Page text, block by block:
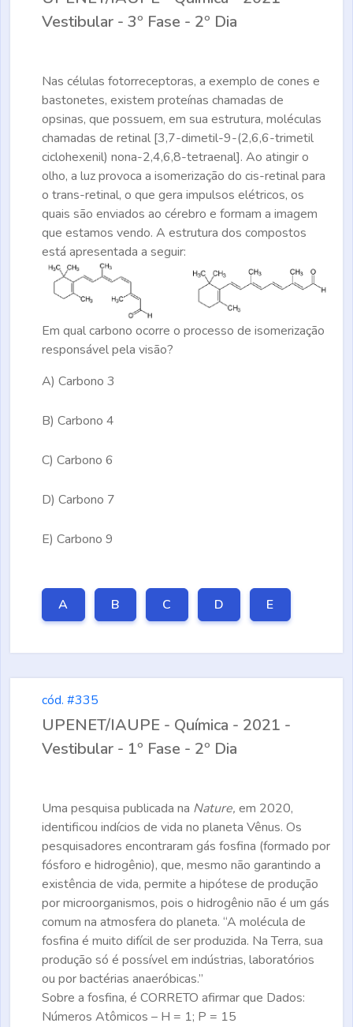
Vestibular - 3º Fase - 2º Dia
Nas células fotorreceptoras, a exemplo de cones e
bastonetes, existem proteínas chamadas de
opsinas, que possuem, em sua estrutura, moléculas
chamadas de retinal [3,7-dimetil-9-(2,6,6-trimetil
ciclohexenil) nona-2,4,6,8-tetraenal]. Ao atingir o
olho, a luz provoca a isomerização do cis-retinal para
o trans-retinal, o que gera impulsos elétricos, os
quais são enviados ao cérebro e formam a imagem
que estamos vendo. A estrutura dos compostos
está apresentada a seguir:
Em qual carbono ocorre o processo de isomerização
responsável pela visão?
A) Carbono 3
B) Carbono 4
C) Carbono 6
D) Carbono 7
E) Carbono 9
A B C D E
cód. #335
UPENET/IAUPE - Química - 2021 -
Vestibular - 1º Fase - 2º Dia
Uma pesquisa publicada na Nature, em 2020,
identificou indícios de vida no planeta Vênus. Os
pesquisadores encontraram gás fosfina (formado por
fósforo e hidrogênio), que, mesmo não garantindo a
existência de vida, permite a hipótese de produção
por microorganismos, pois o hidrogênio não é um gás
comum na atmosfera do planeta. “A molécula de
fosfina é muito difícil de ser produzida. Na Terra, sua
produção só é possível em indústrias, laboratórios
ou por bactérias anaeróbicas.”
Sobre a fosfina, é CORRETO afirmar que Dados:
Números Atômicos – H = 1; P = 15